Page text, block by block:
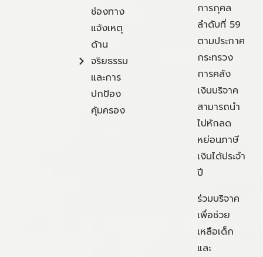
ช่องทาง
แจ้งเหตุ
ด้าน
จริยธรรม
และการ
ปกป้อง
คุ้มครอง
การกุศล
ลำดับที่ 59
ตามประกาศ
กระทรวง
การคลัง
เงินบริจาค
สามารถนำ
ไปหักลด
หย่อนภาษี
เงินได้ประจำ
ปี
ร่วมบริจาค
เพื่อช่วย
เหลือเด็ก
และ